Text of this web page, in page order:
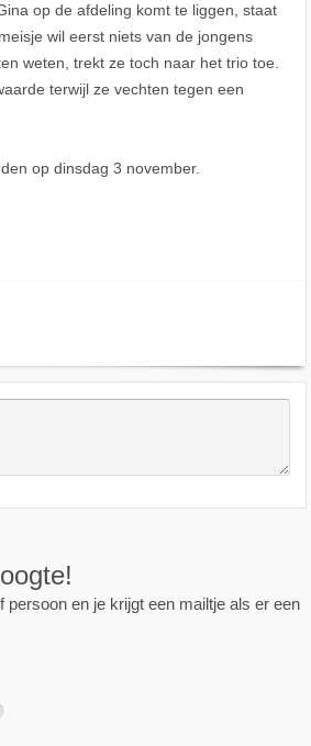
op de afdeling komt te liggen, staat
wil eerst niets van de jongens
weten, trekt ze toch naar het trio toe.
terwijl ze vechten tegen een
op dinsdag 3 november.
en je krijgt een mailtje als er een